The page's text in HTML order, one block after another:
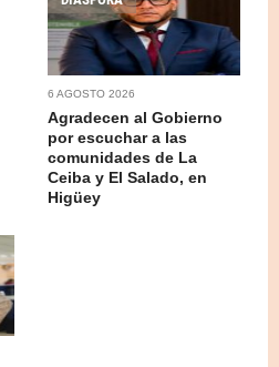
6 AGOSTO 2026
Agradecen al Gobierno
por escuchar a las
comunidades de La
Ceiba y El Salado, en
Higüey